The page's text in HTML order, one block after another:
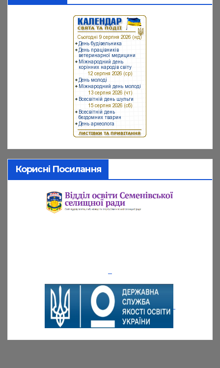
Корисні Посилання